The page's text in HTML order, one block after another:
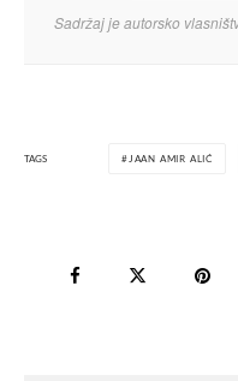
Sadržaj je autorsko
TAGS JAAN AMIR ALIĆ